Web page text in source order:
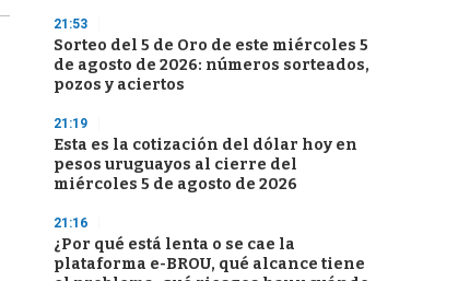
21:53
Sorteo del 5 de Oro de este miércoles 5
de agosto de 2026: números sorteados,
pozos y aciertos
21:19
Esta es la cotización del dólar hoy en
pesos uruguayos al cierre del
miércoles 5 de agosto de 2026
21:16
¿Por qué está lenta o se cae la
plataforma e-BROU, qué alcance tiene